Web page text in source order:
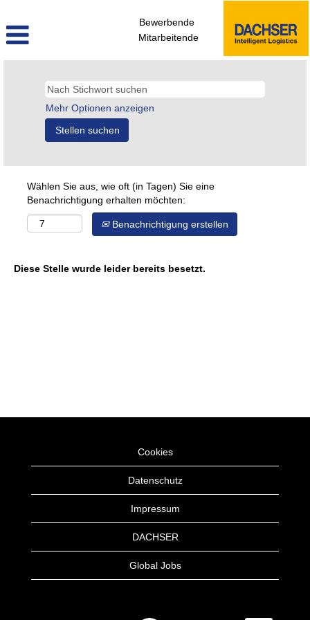
Bewerbende
Mitarbeitende
Mehr Optionen anzeigen
Wählen Sie aus, wie oft (in Tagen) Sie eine
Benachrichtigung erhalten möchten:
Benachrichtigung erstellen
Diese Stelle wurde leider bereits besetzt.
Cookies
Datenschutz
Impressum
DACHSER
Global Jobs